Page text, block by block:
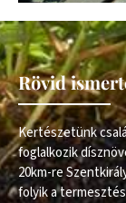
Rövid
Kertészetünk
foglalkozik
20km-re
folyik a